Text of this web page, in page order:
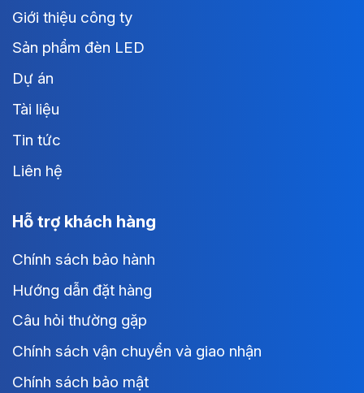
Giới thiệu công ty
Sản phẩm đèn LED
Dự án
Tài liệu
Tin tức
Liên hệ
Hỗ trợ khách hàng
Chính sách bảo hành
Hướng dẫn đặt hàng
Câu hỏi thường gặp
Chính sách vận chuyển và giao nhận
Chính sách bảo mật